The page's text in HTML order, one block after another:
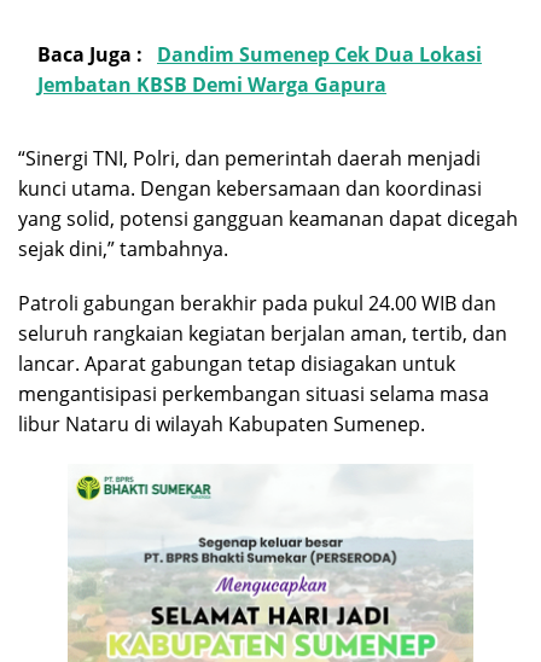
Baca Juga :
Dandim Sumenep Cek Dua Lokasi
Jembatan KBSB Demi Warga Gapura
“Sinergi TNI, Polri, dan pemerintah daerah menjadi
kunci utama. Dengan kebersamaan dan koordinasi
yang solid, potensi gangguan keamanan dapat dicegah
sejak dini,” tambahnya.
Patroli gabungan berakhir pada pukul 24.00 WIB dan
seluruh rangkaian kegiatan berjalan aman, tertib, dan
lancar. Aparat gabungan tetap disiagakan untuk
mengantisipasi perkembangan situasi selama masa
libur Nataru di wilayah Kabupaten Sumenep.